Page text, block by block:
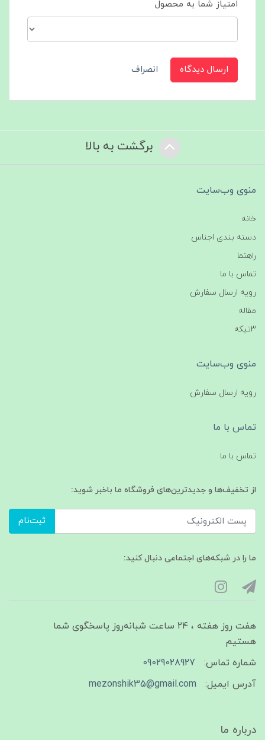
امتیاز شما به محصول
ارسال دیدگاه انصراف
برگشت به بالا
منوی وب‌سایت
خانه
دسته بندی اجناس
راهنما
تماس با ما
رویه ارسال سفارش
مقاله
3تیکه
منوی وب‌سایت
رویه ارسال سفارش
تماس با ما
تماس با ما
از تخفیف‌ها و جدیدترین‌های فروشگاه ما باخبر شوید:
ثبت‌نام
ما را در شبکه‌های اجتماعی دنبال کنید:
هفت روز هفته ، ۲۴ ساعت شبانه‌روز پاسخگوی شما
هستیم
شماره تماس:
09029028927
آدرس ایمیل:
mezonshik35@gmail.com
درباره ما